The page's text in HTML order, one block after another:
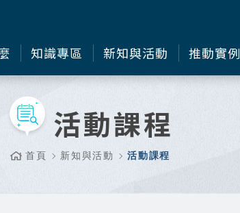
知識專區 新知與活動 推動實例
活動課程
首頁 新知與活動 活動課程